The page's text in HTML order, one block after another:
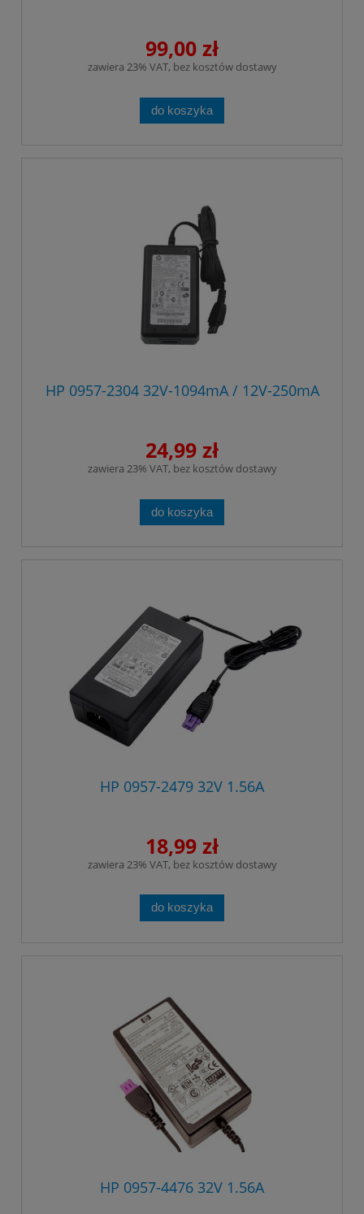
99,00 zł
zawiera 23% VAT, bez kosztów dostawy
do koszyka
HP 0957-2304 32V-1094mA / 12V-250mA
24,99 zł
zawiera 23% VAT, bez kosztów dostawy
do koszyka
HP 0957-2479 32V 1.56A
18,99 zł
zawiera 23% VAT, bez kosztów dostawy
do koszyka
HP 0957-4476 32V 1.56A